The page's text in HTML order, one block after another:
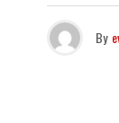
By